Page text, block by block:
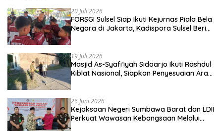
20 Juli 2026
FORSGI Sulsel Siap Ikuti Kejurnas Piala Bela
Negara di Jakarta, Kadispora Sulsel Beri
19 Juli 2026
Masjid As-Syafi’iyah Sidoarjo Ikuti Rashdul
Kiblat Nasional, Siapkan Penyesuaian Arah
26 Juni 2026
Kejaksaan Negeri Sumbawa Barat dan LDII
Perkuat Wawasan Kebangsaan Melalui